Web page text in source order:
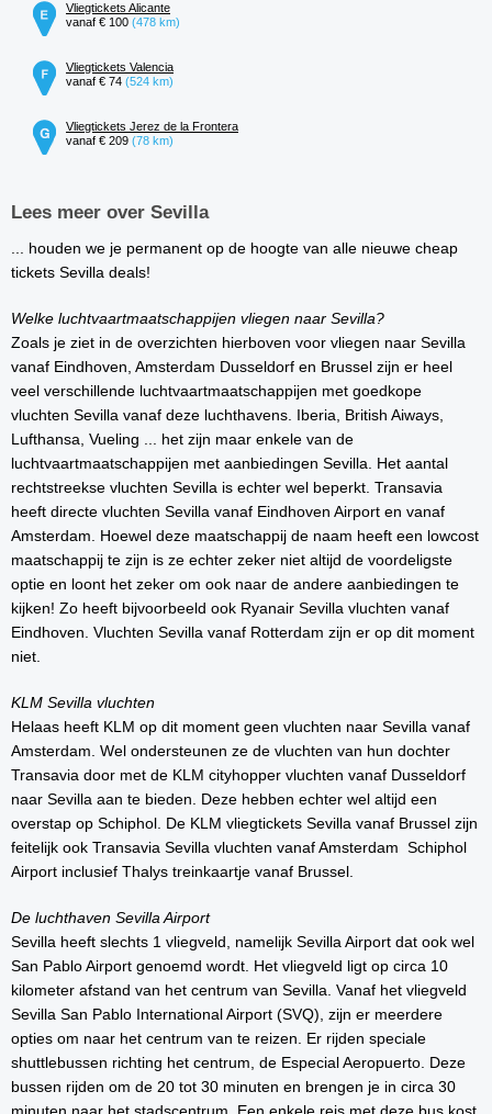
Vliegtickets Alicante
vanaf € 100 (478 km)
Vliegtickets Valencia
vanaf € 74 (524 km)
Vliegtickets Jerez de la Frontera
vanaf € 209 (78 km)
Lees meer over Sevilla
... houden we je permanent op de hoogte van alle nieuwe cheap
tickets Sevilla deals!
Welke luchtvaartmaatschappijen vliegen naar Sevilla?
Zoals je ziet in de overzichten hierboven voor vliegen naar Sevilla
vanaf Eindhoven, Amsterdam Dusseldorf en Brussel zijn er heel
veel verschillende luchtvaartmaatschappijen met goedkope
vluchten Sevilla vanaf deze luchthavens. Iberia, British Aiways,
Lufthansa, Vueling ... het zijn maar enkele van de
luchtvaartmaatschappijen met aanbiedingen Sevilla. Het aantal
rechtstreekse vluchten Sevilla is echter wel beperkt. Transavia
heeft directe vluchten Sevilla vanaf Eindhoven Airport en vanaf
Amsterdam. Hoewel deze maatschappij de naam heeft een lowcost
maatschappij te zijn is ze echter zeker niet altijd de voordeligste
optie en loont het zeker om ook naar de andere aanbiedingen te
kijken! Zo heeft bijvoorbeeld ook Ryanair Sevilla vluchten vanaf
Eindhoven. Vluchten Sevilla vanaf Rotterdam zijn er op dit moment
niet.
KLM Sevilla vluchten
Helaas heeft KLM op dit moment geen vluchten naar Sevilla vanaf
Amsterdam. Wel ondersteunen ze de vluchten van hun dochter
Transavia door met de KLM cityhopper vluchten vanaf Dusseldorf
naar Sevilla aan te bieden. Deze hebben echter wel altijd een
overstap op Schiphol. De KLM vliegtickets Sevilla vanaf Brussel zijn
feitelijk ook Transavia Sevilla vluchten vanaf Amsterdam Schiphol
Airport inclusief Thalys treinkaartje vanaf Brussel.
De luchthaven Sevilla Airport
Sevilla heeft slechts 1 vliegveld, namelijk Sevilla Airport dat ook wel
San Pablo Airport genoemd wordt. Het vliegveld ligt op circa 10
kilometer afstand van het centrum van Sevilla. Vanaf het vliegveld
Sevilla San Pablo International Airport (SVQ), zijn er meerdere
opties om naar het centrum van te reizen. Er rijden speciale
shuttlebussen richting het centrum, de Especial Aeropuerto. Deze
bussen rijden om de 20 tot 30 minuten en brengen je in circa 30